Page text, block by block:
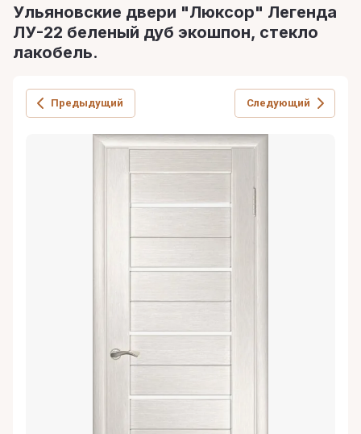
Ульяновские двери "Люксор" Легенда
ЛУ-22 беленый дуб экошпон, стекло
лакобель.
Предыдущий Следующий